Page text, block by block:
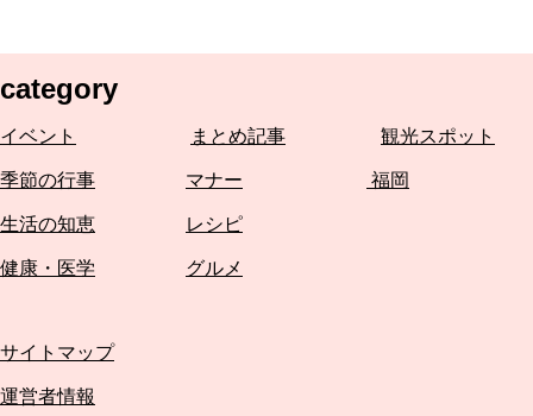
category
イベント まとめ記事 観光スポット
季節の行事 マナー 福岡
生活の知恵 レシピ
健康・医学 グルメ
サイトマップ
運営者情報